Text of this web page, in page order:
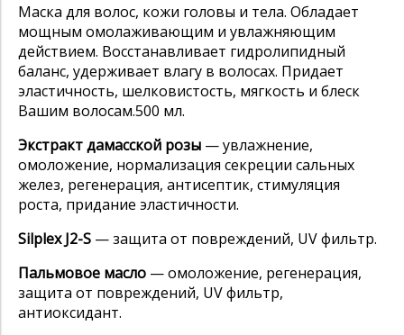
Маска для волос, кожи головы и тела. Обладает
мощным омолаживающим и увлажняющим
действием. Восстанавливает гидролипидный
баланс, удерживает влагу в волосах. Придает
эластичность, шелковистость, мягкость и блеск
Вашим волосам.500 мл.
Экстракт дамасской розы — увлажнение,
омоложение, нормализация секреции сальных
желез, регенерация, антисептик, стимуляция
роста, придание эластичности.
Silplex J2-S — защита от повреждений, UV фильтр.
Пальмовое масло — омоложение, регенерация,
защита от повреждений, UV фильтр,
антиоксидант.